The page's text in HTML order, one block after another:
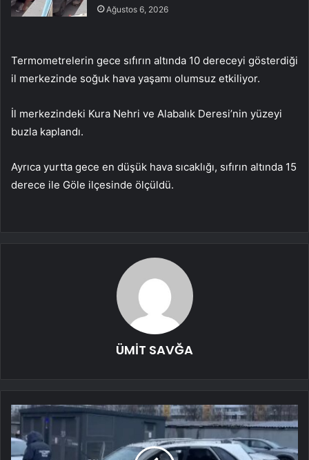
Ağustos 6, 2026
Termometrelerin gece sıfırın altında 10 dereceyi gösterdiği
il merkezinde soğuk hava yaşamı olumsuz etkiliyor.
İl merkezindeki Kura Nehri ve Alabalık Deresi’nin yüzeyi
buzla kaplandı.
Ayrıca yurtta gece en düşük hava sıcaklığı, sıfırın altında 15
derece ile Göle ilçesinde ölçüldü.
ÜMİT SAVĞA